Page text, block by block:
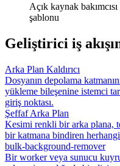
Açık kaynak bakımcısı
şablonu
Geliştirici iş
Arka Plan Kaldırıcı
Dosyanın depolama
yükleme bileşenine istemci
giriş noktası.
Şeffaf Arka Plan
Kesimi renkli bir arka plana,
bir katmana bindiren
bulk-background-remover
Bir worker veya sunucu